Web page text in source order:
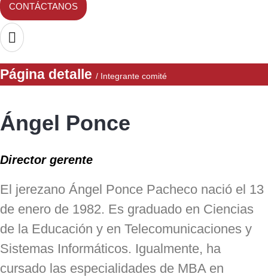
CONTÁCTANOS
Página detalle / Integrante comité
Ángel Ponce
Director gerente
El jerezano Ángel Ponce Pacheco nació el 13
de enero de 1982. Es graduado en Ciencias
de la Educación y en Telecomunicaciones y
Sistemas Informáticos. Igualmente, ha
cursado las especialidades de MBA en